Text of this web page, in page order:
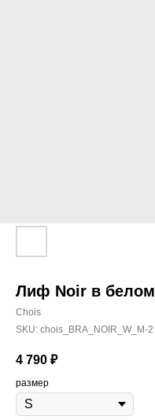
Лиф Noir в белом
Chois
SKU: chois_BRA_NOIR_W_M-2
4 790 ₽
размер